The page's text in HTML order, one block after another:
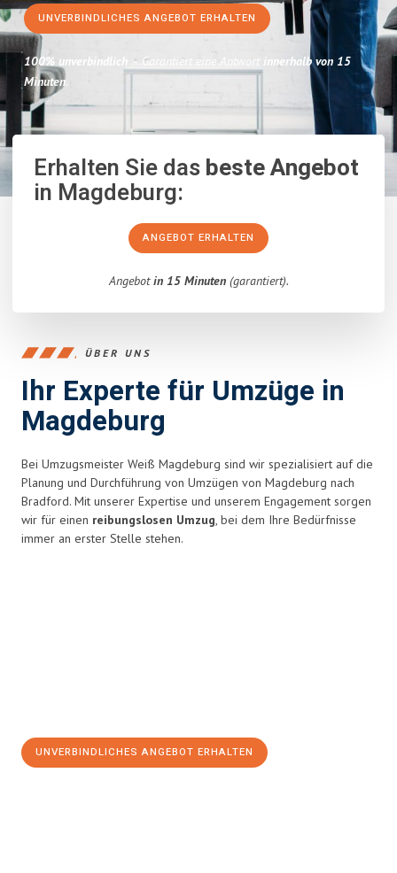
UNVERBINDLICHES ANGEBOT ERHALTEN
100% unverbindlich – Garantiert eine Antwort innerhalb von 15
Minuten.
Erhalten Sie dasbeste Angebot
in Magdeburg:
ANGEBOT ERHALTEN
Angebotin 15 Minuten(garantiert).
ÜBER UNS
Ihr Experte für Umzüge in
Magdeburg
Bei Umzugsmeister Weiß Magdeburg sind wir spezialisiert auf die
Planung und Durchführung von Umzügen von Magdeburg nach
Bradford. Mit unserer Expertise und unserem Engagement sorgen
wir für einen reibungslosen Umzug, bei dem Ihre Bedürfnisse
immer an erster Stelle stehen.
UNVERBINDLICHES ANGEBOT ERHALTEN